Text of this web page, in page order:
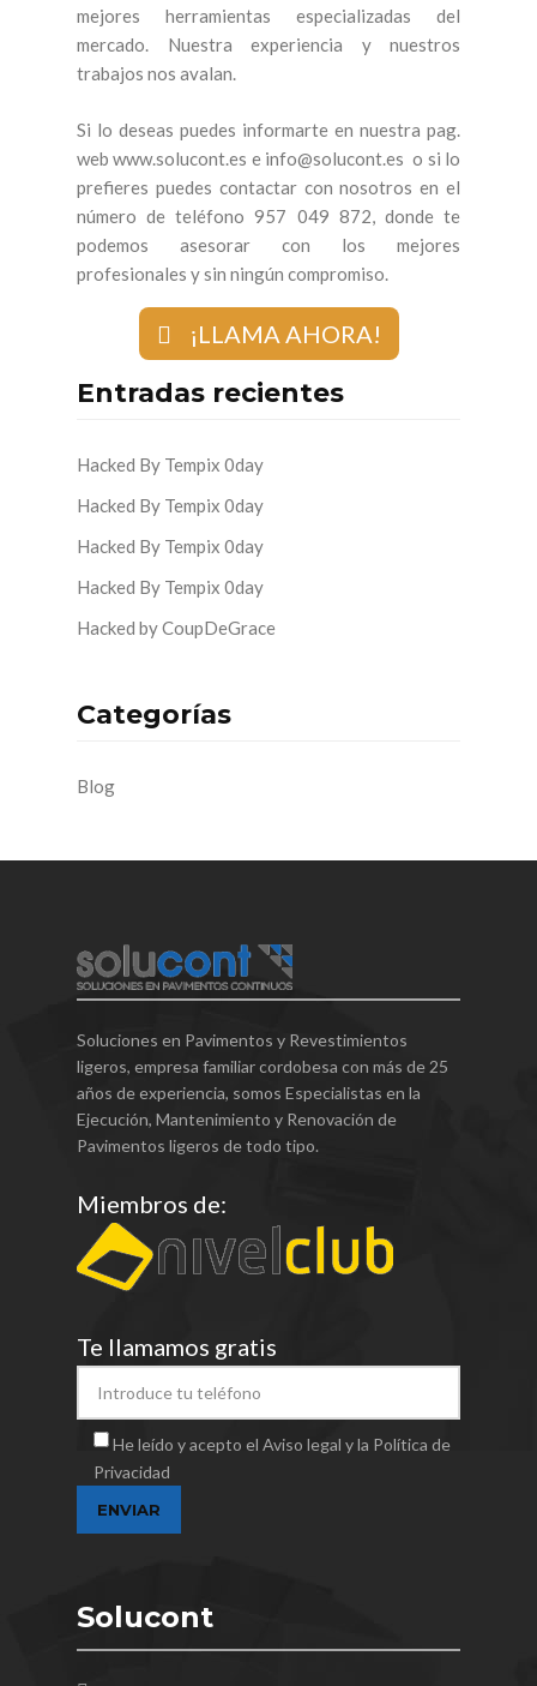
mejores herramientas especializadas del
mercado. Nuestra experiencia y nuestros
trabajos nos avalan.
Si lo deseas puedes informarte en nuestra pag.
web www.solucont.es e info@solucont.es o si lo
prefieres puedes contactar con nosotros en el
número de teléfono 957 049 872, donde te
podemos asesorar con los mejores
profesionales y sin ningún compromiso.
¡LLAMA AHORA!
Entradas recientes
Hacked By Tempix 0day
Hacked By Tempix 0day
Hacked By Tempix 0day
Hacked By Tempix 0day
Hacked by CoupDeGrace
Categorías
Blog
Soluciones en Pavimentos y Revestimientos
ligeros, empresa familiar cordobesa con más de 25
años de experiencia, somos Especialistas en la
Ejecución, Mantenimiento y Renovación de
Pavimentos ligeros de todo tipo.
Miembros de:
Te llamamos gratis
He leído y acepto el Aviso legal y la Política de
Privacidad
Solucont